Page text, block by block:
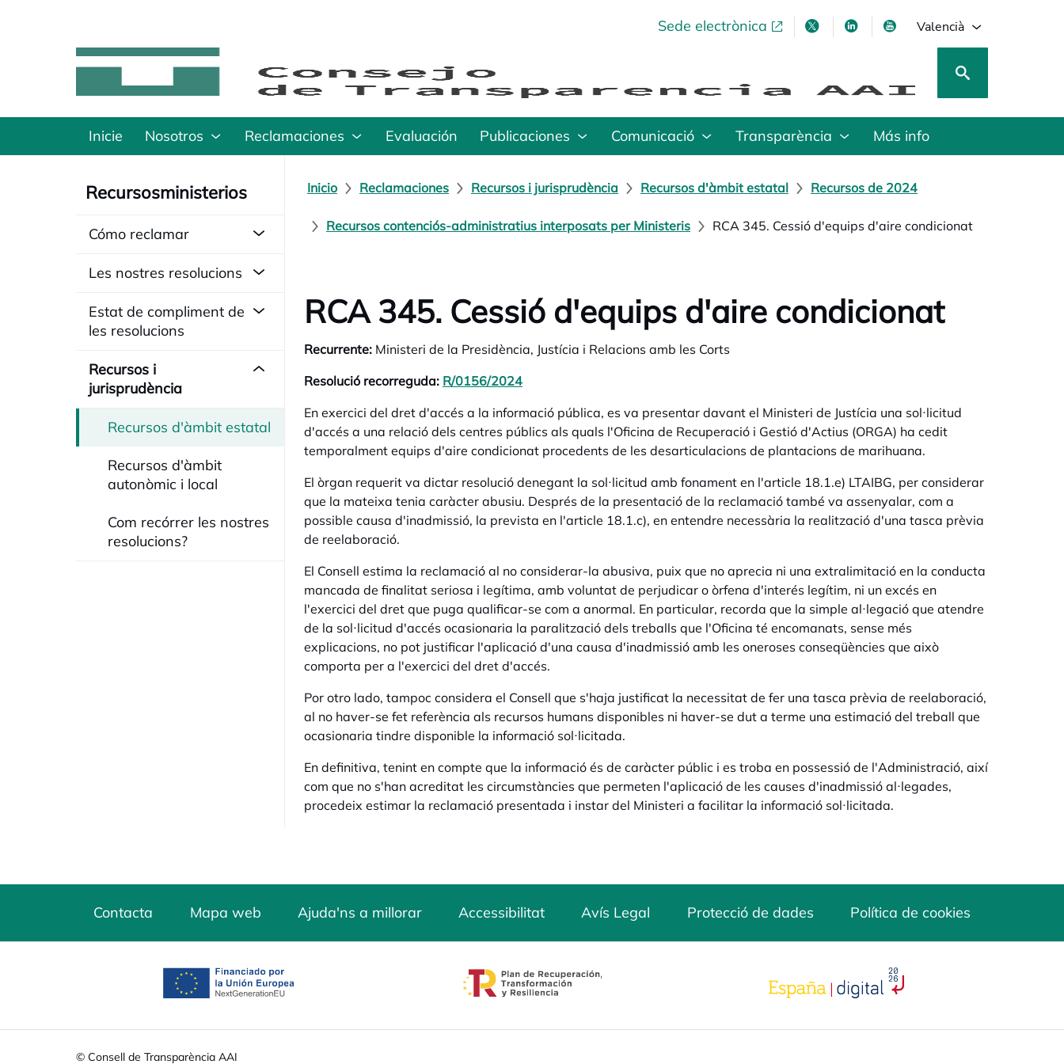
Sede electrònicaopens in a new tabopens in a new tab
opens in a new tab
opens in a new tab
Valencià
Inicie Nosotros Reclamaciones Evaluación Publicaciones Comunicació Transparència Más info
Recursosministerios
Cómo reclamar
Les nostres resolucions
Estat de compliment de
les resolucions
Recursos i
jurisprudència
Recursos d'àmbit estatal
Recursos d'àmbit
autonòmic i local
Com recórrer les nostres
resolucions?
Inicio Reclamaciones Recursos i jurisprudència Recursos d'àmbit estatal Recursos de 2024
Recursos contenciós-administratius interposats per Ministeris RCA 345. Cessió d'equips d'aire condicionat
RCA 345. Cessió d'equips d'aire condicionat
Recurrente: Ministeri de la Presidència, Justícia i Relacions amb les Corts
Resolució recorreguda: R/0156/2024
En exercici del dret d'accés a la informació pública, es va presentar davant el Ministeri de Justícia una sol·licitud
d'accés a una relació dels centres públics als quals l'Oficina de Recuperació i Gestió d'Actius (ORGA) ha cedit
temporalment equips d'aire condicionat procedents de les desarticulacions de plantacions de marihuana.
El òrgan requerit va dictar resolució denegant la sol·licitud amb fonament en l'article 18.1.e) LTAIBG, per considerar
que la mateixa tenia caràcter abusiu. Després de la presentació de la reclamació també va assenyalar, com a
possible causa d'inadmissió, la prevista en l'article 18.1.c), en entendre necessària la realització d'una tasca prèvia
de reelaboració.
El Consell estima la reclamació al no considerar-la abusiva, puix que no aprecia ni una extralimitació en la conducta
mancada de finalitat seriosa i legítima, amb voluntat de perjudicar o òrfena d'interés legítim, ni un excés en
l'exercici del dret que puga qualificar-se com a anormal. En particular, recorda que la simple al·legació que atendre
de la sol·licitud d'accés ocasionaria la paralització dels treballs que l'Oficina té encomanats, sense més
explicacions, no pot justificar l'aplicació d'una causa d'inadmissió amb les oneroses conseqüències que això
comporta per a l'exercici del dret d'accés.
Por otro lado, tampoc considera el Consell que s'haja justificat la necessitat de fer una tasca prèvia de reelaboració,
al no haver-se fet referència als recursos humans disponibles ni haver-se dut a terme una estimació del treball que
ocasionaria tindre disponible la informació sol·licitada.
En definitiva, tenint en compte que la informació és de caràcter públic i es troba en possessió de l'Administració, així
com que no s'han acreditat les circumstàncies que permeten l'aplicació de les causes d'inadmissió al·legades,
procedeix estimar la reclamació presentada i instar del Ministeri a facilitar la informació sol·licitada.
Contacta Mapa web Ajuda'ns a millorar Accessibilitat Avís Legal Protecció de dades Política de cookies
opens in a new tab opens in a new tab opens in a new tab
© Consell de Transparència AAI